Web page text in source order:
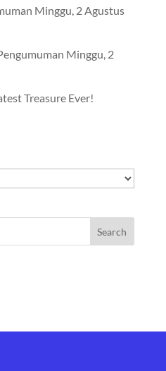
Minggu, 2 Agustus
Minggu, 2
Treasure Ever!